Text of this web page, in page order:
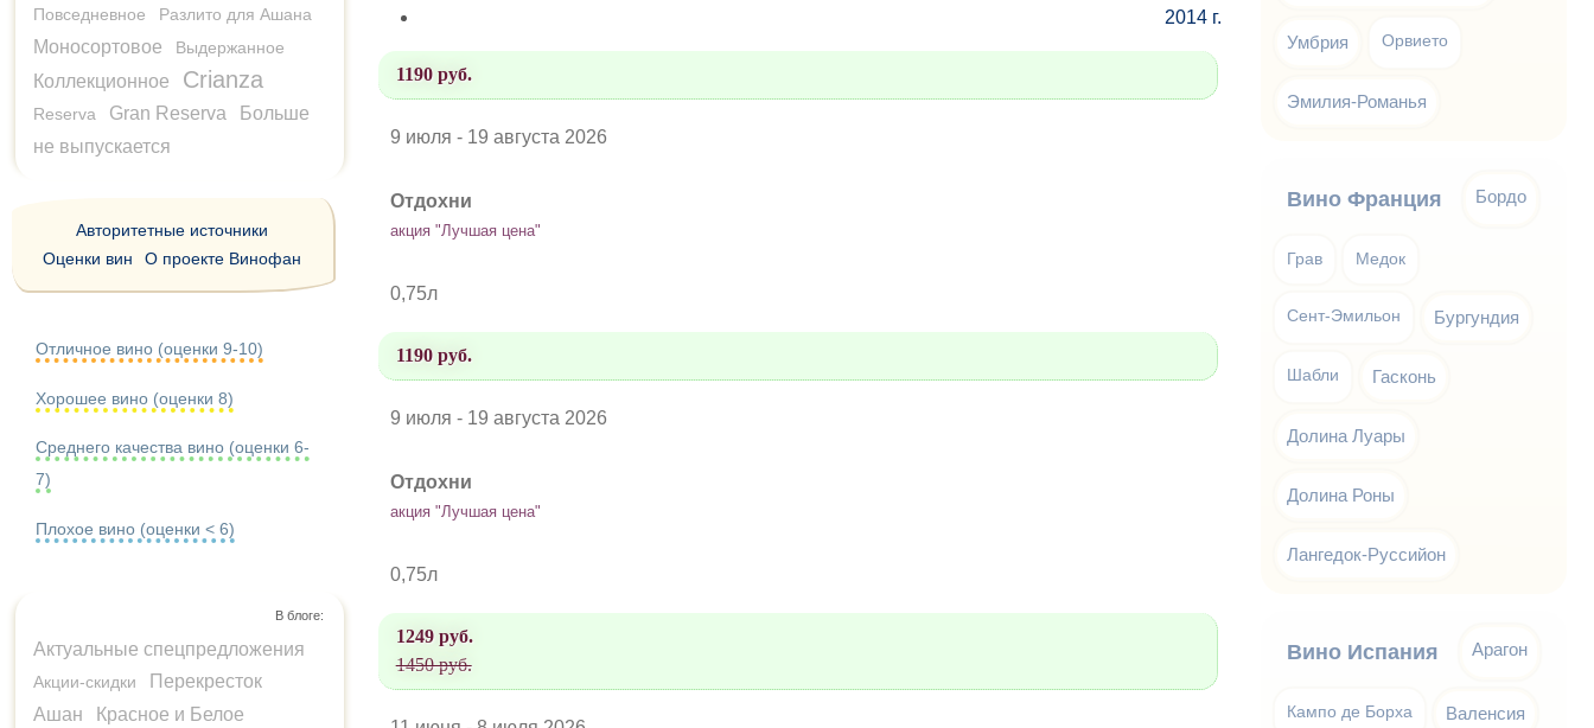
2014 г.
1190 руб.
9 июля - 19 августа 2026
Отдохни
акция "Лучшая цена"
0,75л
1190 руб.
9 июля - 19 августа 2026
Отдохни
акция "Лучшая цена"
0,75л
1249 руб.
1450 руб.
Повседневное
Разлито для Ашана
Моносортовое Выдержанное
Коллекционное Crianza
Reserva Gran Reserva
Больше
не выпускается
Авторитетные источники
Оценки вин
О проекте Винофан
Отличное вино (оценки 9-10)
Хорошее вино (оценки 8)
Среднего качества вино (оценки 6-
7)
Плохое вино (оценки < 6)
В блоге:
Актуальные спецпредложения
Акции-скидки
Перекресток
Ашан
Красное и Белое
Умбрия Орвието
Эмилия-Романья
Вино Франция Бордо
Грав Медок
Сент-Эмильон Бургундия
Шабли Гасконь
Долина Луары
Долина Роны
Лангедок-Руссийон
Вино Испания Арагон
Кампо де Борха Валенсия